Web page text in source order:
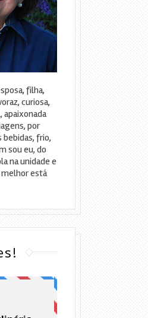
filha,
curiosa,
apaixonada
por
bebidas, frio,
sou eu, do
na unidade e
está